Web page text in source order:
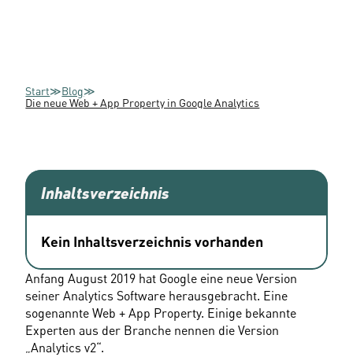
Start≫Blog≫
Die neue Web + App Property in Google Analytics
Inhaltsverzeichnis
Kein Inhaltsverzeichnis vorhanden
Anfang August 2019 hat Google eine neue Version
seiner Analytics Software herausgebracht. Eine
sogenannte Web + App Property. Einige bekannte
Experten aus der Branche nennen die Version
„Analytics v2“.